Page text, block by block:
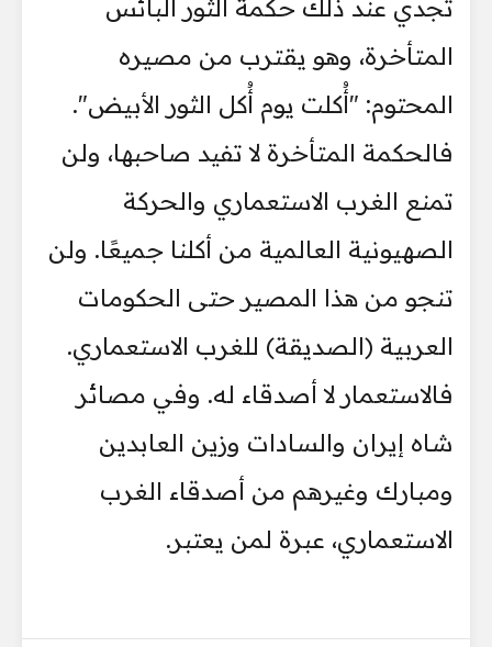
تجدي عند ذلك حكمة الثور البائس
المتأخرة، وهو يقترب من مصيره
المحتوم: "أُكلت يوم أُكل الثور الأبيض".
فالحكمة المتأخرة لا تفيد صاحبها، ولن
تمنع الغرب الاستعماري والحركة
الصهيونية العالمية من أكلنا جميعًا. ولن
تنجو من هذا المصير حتى الحكومات
العربية (الصديقة) للغرب الاستعماري.
فالاستعمار لا أصدقاء له. وفي مصائر
شاه إيران والسادات وزين العابدين
ومبارك وغيرهم من أصدقاء الغرب
الاستعماري، عبرة لمن يعتبر.